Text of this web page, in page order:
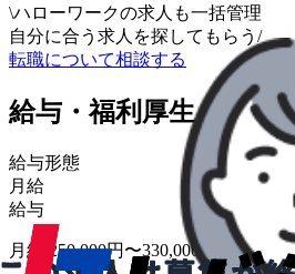
\ハローワークの求人も一括管理
自分に合う求人を探してもらう /
転職について相談する
給与・福利厚生
給与形態
月給
給与
月給 250,000円〜330,000円